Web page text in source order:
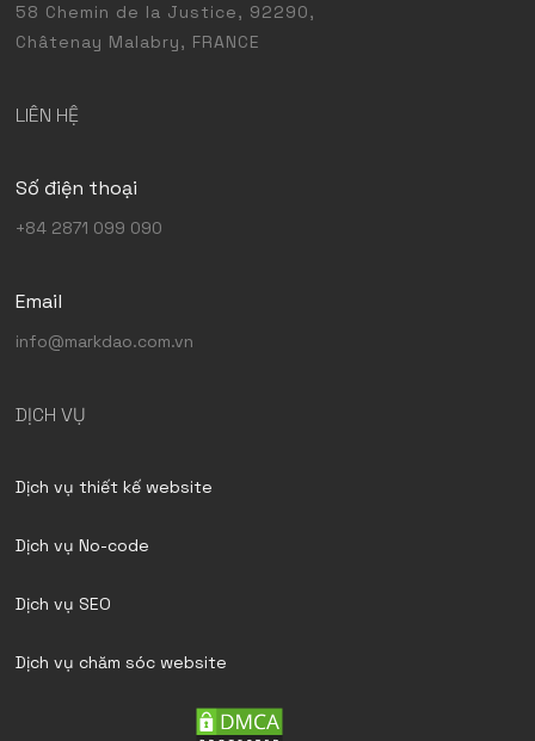
58 Chemin de la Justice, 92290,
Châtenay Malabry, FRANCE
LIÊN HỆ
Số điện thoại
+84 2871 099 090
Email
info@markdao.com.vn
DỊCH VỤ
Dịch vụ thiết kế website
Dịch vụ No-code
Dịch vụ SEO
Dịch vụ chăm sóc website